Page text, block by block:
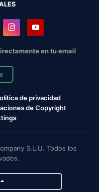
en tu email
de privacidad
de Copyright
S.L.U. Todos los